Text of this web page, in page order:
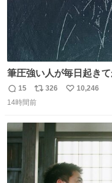
筆圧強い人が毎日起き
とこうなる。 異常事
返
信
15
リ
ポ
ト
数
326
い
数
10,246
14時間前